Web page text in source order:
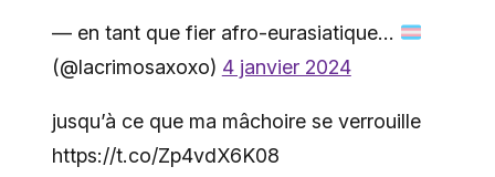
— en tant que fier afro-eurasiatique…
(@lacrimosaxoxo) 4 janvier 2024
jusqu’à ce que ma mâchoire se verrouille
https://t.co/Zp4vdX6K08